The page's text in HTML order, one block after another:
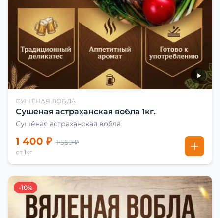
СУШЁНАЯ ВОБЛА
Сушёная астраханская вобла 1кг.
Сушёная астраханская вобла
1 400 ₽ 1 550 ₽
от 1кг
-10%